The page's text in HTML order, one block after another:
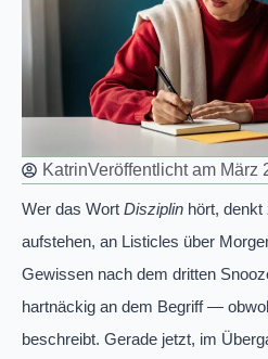
KatrinVeröffentlicht am März
Wer das Wort Disziplin hört, denkt
aufstehen, an Listicles über
Gewissen nach dem dritten
hartnäckig an dem Begriff —
beschreibt. Gerade jetzt, im